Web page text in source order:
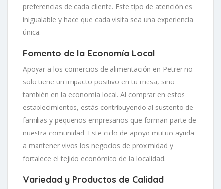
preferencias de cada cliente. Este tipo de atención es
inigualable y hace que cada visita sea una experiencia
única.
Fomento de la Economía Local
Apoyar a los comercios de alimentación en Petrer no
solo tiene un impacto positivo en tu mesa, sino
también en la economía local. Al comprar en estos
establecimientos, estás contribuyendo al sustento de
familias y pequeños empresarios que forman parte de
nuestra comunidad. Este ciclo de apoyo mutuo ayuda
a mantener vivos los negocios de proximidad y
fortalece el tejido económico de la localidad.
Variedad y Productos de Calidad